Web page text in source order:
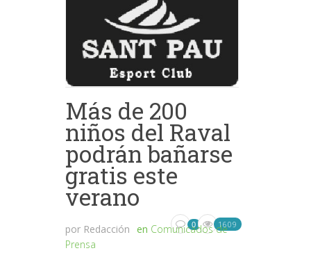
Más de 200
niños del Raval
podrán bañarse
gratis este
verano
por Redacción en Comunicados de
Prensa
0 1609